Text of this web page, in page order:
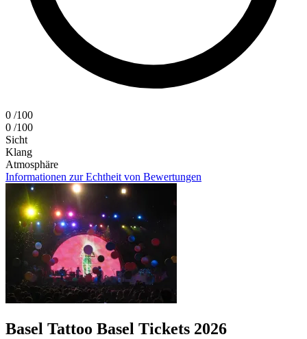
0 /100
0 /100
Sicht
Klang
Atmosphäre
Informationen zur Echtheit von Bewertungen
Basel Tattoo Basel Tickets 2026